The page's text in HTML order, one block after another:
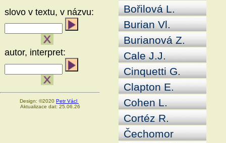
slovo v textu, v názvu:
autor, interpret:
Design: ©2020 Petr Václ
Aktualizace dat: 25.06.26
Bořilová L.
Burian Vl.
Burianová Z.
Cale J.J.
Cinquetti G.
Clapton E.
Cohen L.
Cortéz R.
Čechomor